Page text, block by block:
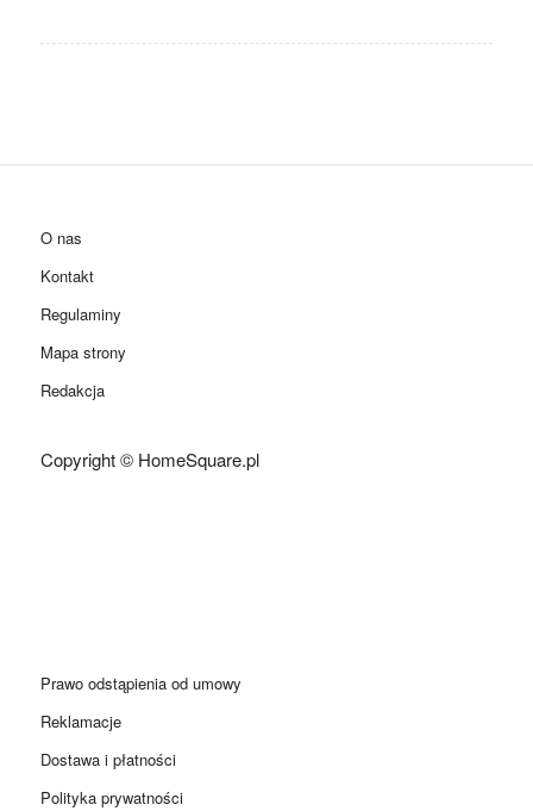
O nas
Kontakt
Regulaminy
Mapa strony
Redakcja
Copyright © HomeSquare.pl
Prawo odstąpienia od umowy
Reklamacje
Dostawa i płatności
Polityka prywatności